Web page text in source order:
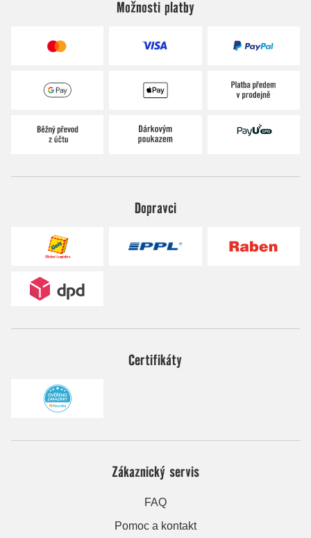
Možnosti platby
Dopravci
Certifikáty
Zákaznický servis
FAQ
Pomoc a kontakt